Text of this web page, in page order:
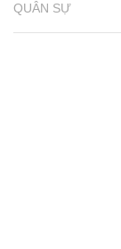
QUÂN SỰ